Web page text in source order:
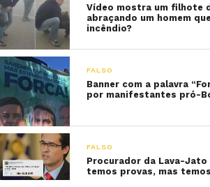
Vídeo mostra um filhote
abraçando um homem
incêndio?
FALSO
Banner com a palavra
por manifestantes pró-
FALSO
Procurador da Lava-Jato
temos provas, mas